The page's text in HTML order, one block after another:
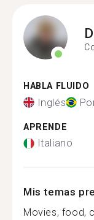
HABLA FLUIDO
Inglés
APRENDE
Italiano
Mis temas
Movies, food,